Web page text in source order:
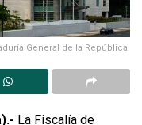
General de la República.
La Fiscalía de